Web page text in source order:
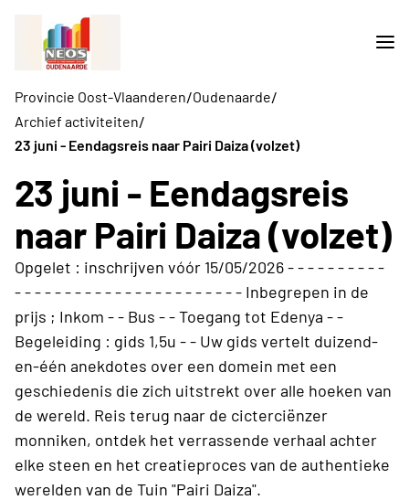
Provincie Oost-Vlaanderen/Oudenaarde/
Archief activiteiten/
23 juni - Eendagsreis naar Pairi Daiza (volzet)
23 juni - Eendagsreis
naar Pairi Daiza (volzet)
Opgelet : inschrijven vóór 15/05/2026 - - - - - - - - - -
- - - - - - - - - - - - - - - - - - - - - - - Inbegrepen in de
prijs ; Inkom - - Bus - - Toegang tot Edenya - -
Begeleiding : gids 1,5u - - Uw gids vertelt duizend-
en-één anekdotes over een domein met een
geschiedenis die zich uitstrekt over alle hoeken van
de wereld. Reis terug naar de cicterciënzer
monniken, ontdek het verrassende verhaal achter
elke steen en het creatieproces van de authentieke
werelden van de Tuin "Pairi Daiza".